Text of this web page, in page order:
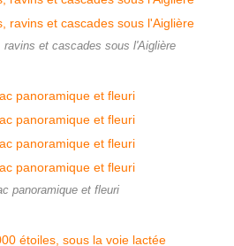
ravins et cascades sous l'Aiglière
panoramique et fleuri